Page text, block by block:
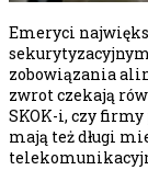
Emeryci
zobowiązania
zwrot czekają
SKOK-i, czy firmy
mają też długi